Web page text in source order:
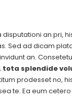
an pri,
Sed ad dicam
an.
splendide
prodesset no,
te. Ea eum